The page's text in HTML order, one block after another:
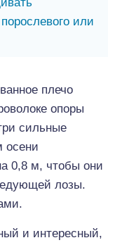
или
плечо
опоры
сильные
осени
0,8 м, чтобы они
лозы.
и интересный,